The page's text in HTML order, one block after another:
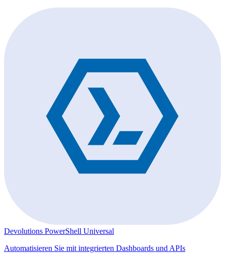
Devolutions PowerShell Universal
Automatisieren Sie mit integrierten Dashboards und APIs